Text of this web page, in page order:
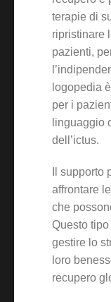
terapie di
ripristinare
pazienti,
logopedia
per i
linguaggio
dell’ictus.
Il
affrontare
che
Questo
gestire lo
loro
recupero